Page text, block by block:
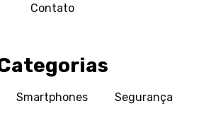
Contato
Smartphones Segurança